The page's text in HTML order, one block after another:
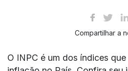
Compartilhar a
O INPC é um dos índices que